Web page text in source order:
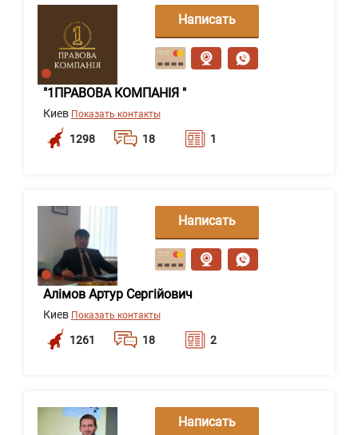
"1ПРАВОВА КОМПАНІЯ "
Киев Показать контакты
1298 18 1
Написать
сообщение
Алімов Артур Сергійович
Киев Показать контакты
1261 18 2
Написать
сообщение
Написать